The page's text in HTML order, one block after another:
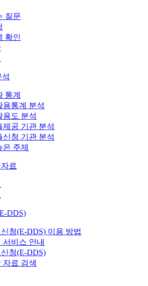
질문
확인
석
통계
용통계 분석
용도 분석
제공 기관 분석
신청 기관 분석
주제
료
DDS)
청(E-DDS) 이용 방법
서비스 안내
청(E-DDS)
자료 검색